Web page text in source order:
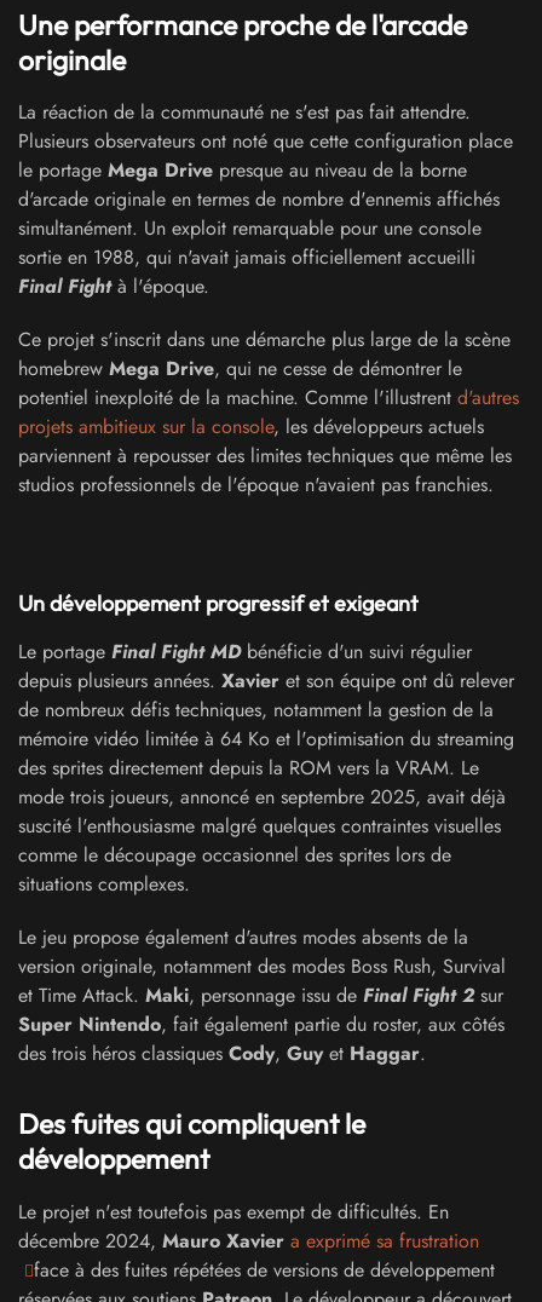
Une performance proche de l'arcade
originale
La réaction de la communauté ne s'est pas fait attendre.
Plusieurs observateurs ont noté que cette configuration place
le portage Mega Drive presque au niveau de la borne
d'arcade originale en termes de nombre d'ennemis affichés
simultanément. Un exploit remarquable pour une console
sortie en 1988, qui n'avait jamais officiellement accueilli
Final Fightà l'époque.
Ce projet s'inscrit dans une démarche plus large de la scène
homebrew Mega Drive, qui ne cesse de démontrer le
potentiel inexploité de la machine. Comme l'illustrent d'autres
projets ambitieux sur la console, les développeurs actuels
parviennent à repousser des limites techniques que même les
studios professionnels de l'époque n'avaient pas franchies.
Un développement progressif et exigeant
Le portage Final Fight MDbénéficie d'un suivi régulier
depuis plusieurs années. Xavier et son équipe ont dû relever
de nombreux défis techniques, notamment la gestion de la
mémoire vidéo limitée à 64 Ko et l'optimisation du streaming
des sprites directement depuis la ROM vers la VRAM. Le
mode trois joueurs, annoncé en septembre 2025, avait déjà
suscité l'enthousiasme malgré quelques contraintes visuelles
comme le découpage occasionnel des sprites lors de
situations complexes.
Le jeu propose également d'autres modes absents de la
version originale, notamment des modes Boss Rush, Survival
et Time Attack. Maki, personnage issu de Final Fight 2sur
Super Nintendo, fait également partie du roster, aux côtés
des trois héros classiques Cody, Guyet Haggar.
Des fuites qui compliquent le
développement
Le projet n'est toutefois pas exempt de difficultés. En
décembre 2024, Mauro Xavier a exprimé sa frustration
face à des fuites répétées de versions de développement